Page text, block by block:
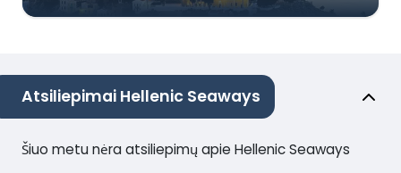
Atsiliepimai Hellenic Seaways
Šiuo metu nėra atsiliepimų apie Hellenic Seaways